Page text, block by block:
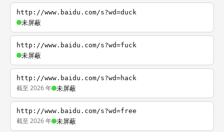
http://www.baidu.com/s?wd=duck
未屏蔽
http://www.baidu.com/s?wd=fuck
未屏蔽
http://www.baidu.com/s?wd=hack
截至 2026 年 未屏蔽
http://www.baidu.com/s?wd=free
截至 2026 年 未屏蔽